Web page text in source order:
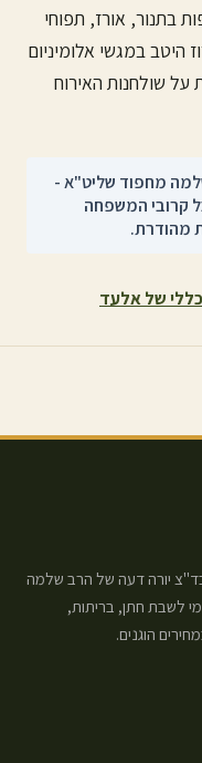
בתנור, אורז, תפוחי
היטב במגשי אלומיניום
על שולחנות האירוח
מחפוד שליט"א -
קרובי המשפחה
מהודרת.
שלאלעד
יורה דעה של הרב שלמה
לשבת חתן, בריתות,
הוגנים.